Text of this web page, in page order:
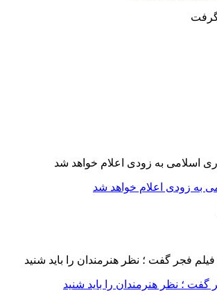
به زودی اعلام خواهد شد
؛ نظر هنرمندان را باید شنید